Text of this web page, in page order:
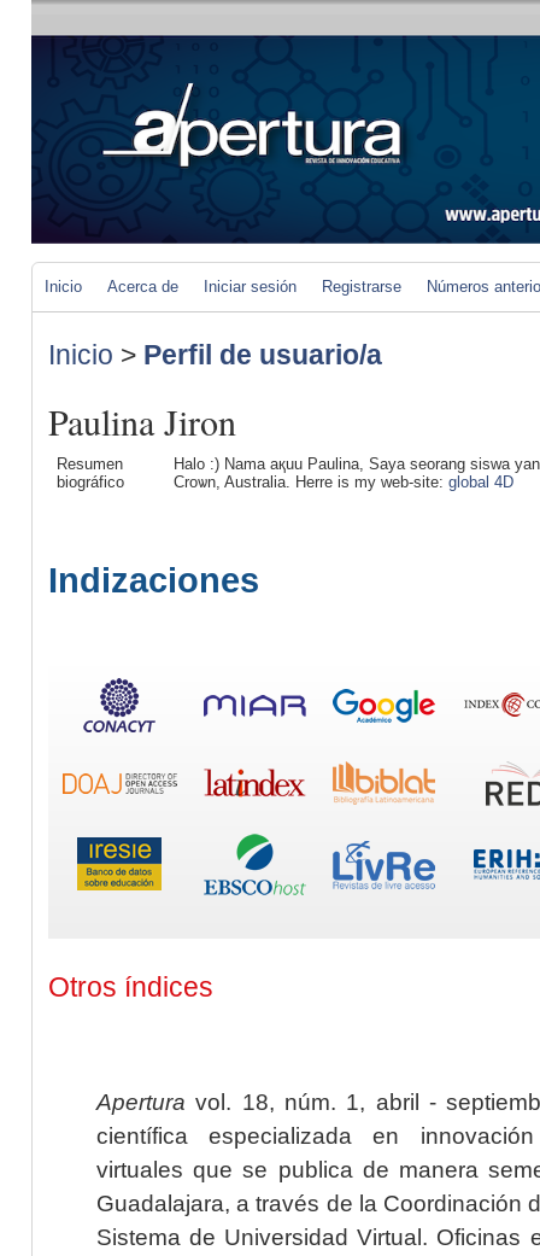
Inicio Acerca de Iniciar sesión Registrarse Números
Inicio > Perfil de usuario/a
Paulina Jiron
Resumen
biográfico
Halo :) Nama aқuu Paulina, Saya seorang siswa
Croѡn, Australia. Herrе is my web-site: global 4D
Indizaciones
Otros índices
Apertura vol. 18, núm. 1, abril -
científica especializada en
virtuales que se publica de manera
Guadalajara, a través de la Coordinación
Sistema de Universidad Virtual. Oficinas